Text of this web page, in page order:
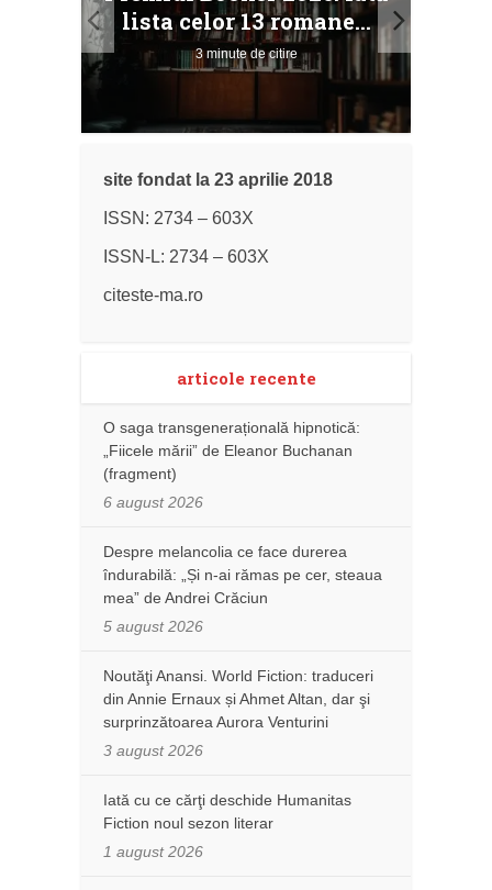
lista celor 13 romane...
3 minute de citire
site fondat la 23 aprilie 2018
ISSN: 2734 – 603X
ISSN-L: 2734 – 603X
citeste-ma.ro
articole recente
O saga transgenerațională hipnotică:
„Fiicele mării” de Eleanor Buchanan
(fragment)
6 august 2026
Despre melancolia ce face durerea
îndurabilă: „Și n-ai rămas pe cer, steaua
mea” de Andrei Crăciun
5 august 2026
Noutăţi Anansi. World Fiction: traduceri
din Annie Ernaux și Ahmet Altan, dar şi
surprinzătoarea Aurora Venturini
3 august 2026
Iată cu ce cărţi deschide Humanitas
Fiction noul sezon literar
1 august 2026